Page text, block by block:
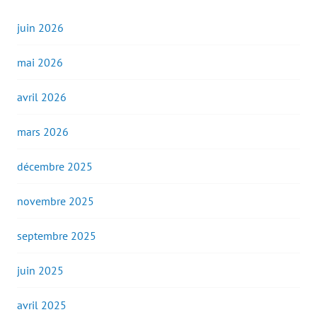
juin 2026
mai 2026
avril 2026
mars 2026
décembre 2025
novembre 2025
septembre 2025
juin 2025
avril 2025